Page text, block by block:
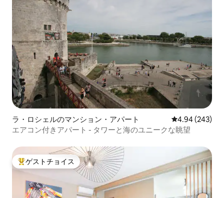
ラ・ロシェルのマンション・アパート レビュー243
4.94 (243)
エアコン付きアパート - タワーと海のユニークな眺望
大好評のゲストチョイスです。
ゲストチョイス